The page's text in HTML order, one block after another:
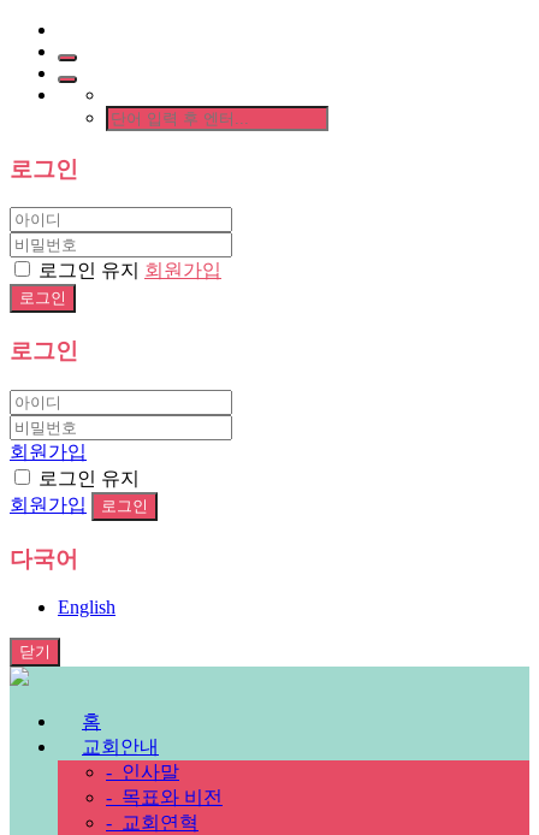
로그인
로그인 유지 회원가입
로그인
회원가입
로그인 유지
회원가입
다국어
English
닫기
홈
교회안내
- 인사말
- 목표와 비전
- 교회연혁